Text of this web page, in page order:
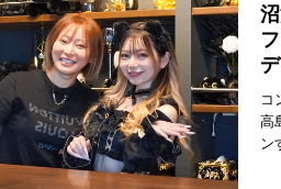
コ
高
ン